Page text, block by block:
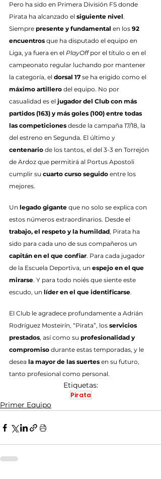
Pero ha sido en Primera División FS donde
Pirata ha alcanzado el siguiente nivel.
Siempre presente y fundamental en los 92
encuentros que ha disputado el equipo en
Liga, ya fuera en el PlayOff por el título o en el
campeonato regular luchando por mantener
la categoría, el dorsal 17 se ha erigido como el
máximo artillero del equipo. No por
casualidad es el jugador del Club con más
partidos (163) y más goles (100) entre todas
las competiciones desde la campaña 17/18, la
del estreno en Segunda. El último y
centenario de los tantos, el del 3-3 en Torrejón
de Ardoz que permitirá al Portus Apostoli
cumplir su cuarto curso seguido entre los
mejores.
Un legado gigante que no solo se explica con
estos números extraordinarios. Desde el
trabajo, el respeto y la humildad, Pirata ha
sido para cada uno de sus compañeros un
capitán en el que confiar. Para cada jugador
de la Escuela Deportiva, un espejo en el que
mirarse. Y para todo noiés que siente este
escudo, un líder en el que identificarse.
El Club le agradece profundamente a Adrián
Rodríguez Mosteirín, “Pirata”, los servicios
prestados, así como su profesionalidad y
compromiso durante estas temporadas, y le
desea la mayor de las suertes en su futuro,
tanto profesional como personal.
Etiquetas:
Pirata
Primer Equipo